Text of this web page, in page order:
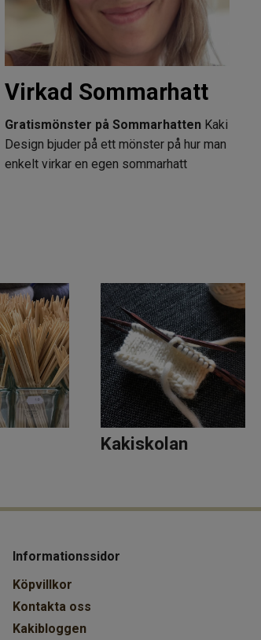
Virkad Sommarhatt
Gratismönster på Sommarhatten Kaki
Design bjuder på ett mönster på hur man
enkelt virkar en egen sommarhatt
Kakiskolan
Informationssidor
Köpvillkor
Kontakta oss
Kakibloggen